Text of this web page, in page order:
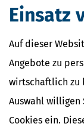
Einsatz
Auf dieser
Angebote zu
wirtschaftlich zu
Auswahl willigen
Cookies ein.
sicher ist. Das ist
das deutsche
als Form des
Tod eines Partners
Rechte zustehen,